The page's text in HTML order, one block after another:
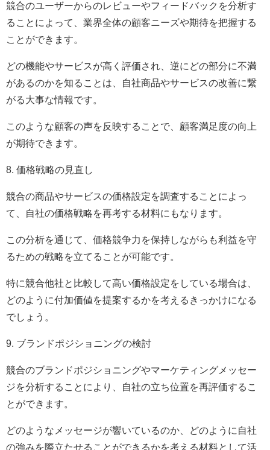
競合のユーザーからのレビューやフィードバックを分析す
ることによって、業界全体の顧客ニーズや期待を把握する
ことができます。
どの機能やサービスが高く評価され、逆にどの部分に不満
があるのかを知ることは、自社商品やサービスの改善に繋
がる大事な情報です。
このような顧客の声を反映することで、顧客満足度の向上
が期待できます。
8. 価格戦略の見直し
競合の商品やサービスの価格設定を調査することによっ
て、自社の価格戦略を再考する材料にもなります。
この分析を通じて、価格競争力を保持しながらも利益を守
るための戦略を立てることが可能です。
特に競合他社と比較して高い価格設定をしている場合は、
どのように付加価値を提案するかを考えるきっかけになる
でしょう。
9. ブランドポジショニングの検討
競合のブランドポジショニングやマーケティングメッセー
ジを分析することにより、自社の立ち位置を再評価するこ
とができます。
どのようなメッセージが響いているのか、どのように自社
の強みを際立たせることができるかを考える材料として活